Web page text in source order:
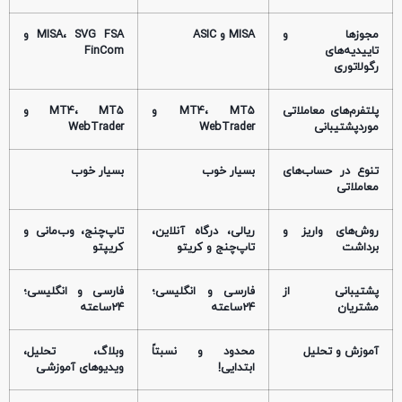
مجوزها و
تاییدیه‌های
رگولاتوری
MISA و ASIC
MISA، SVG FSA و
FinCom
پلتفرم‌های معاملاتی
موردپشتیبانی
MT4، MT5 و
WebTrader
MT4، MT5 و
WebTrader
تنوع در حساب‌های
معاملاتی
بسیار خوب بسیار خوب
روش‌های واریز و
برداشت
ریالی، درگاه آنلاین،
تاپ‌چنج و کریتو
تاپ‌چنج، وب‌مانی و
کریپتو
پشتیبانی از
مشتریان
فارسی و انگلیسی؛
۲۴ساعته
فارسی و انگلیسی؛
۲۴ساعته
آموزش و تحلیل
محدود و نسبتاً
ابتدایی!
وبلاگ، تحلیل،
ویدیوهای آموزشی